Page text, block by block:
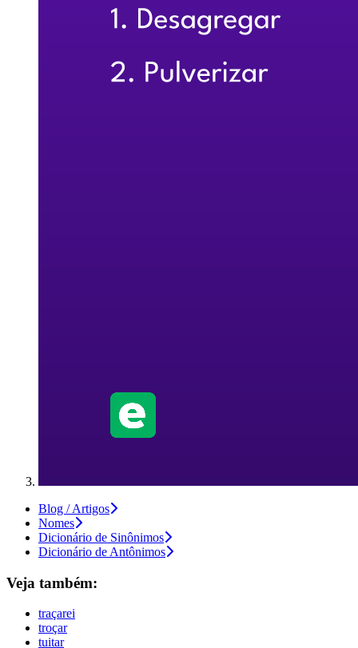
Blog / Artigos
Nomes
Dicionário de Sinônimos
Dicionário de Antônimos
Veja também:
traçarei
troçar
tuitar